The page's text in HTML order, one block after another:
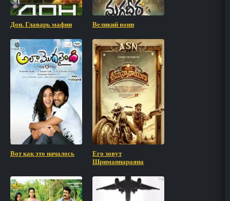
Дон. Главарь мафии Великий воин
Вот как это началось
Его зовут
Шриманнараяна